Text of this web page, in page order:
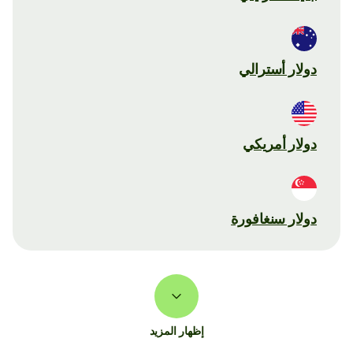
دولار أسترالي
دولار أمريكي
دولار سنغافورة
إظهار المزيد